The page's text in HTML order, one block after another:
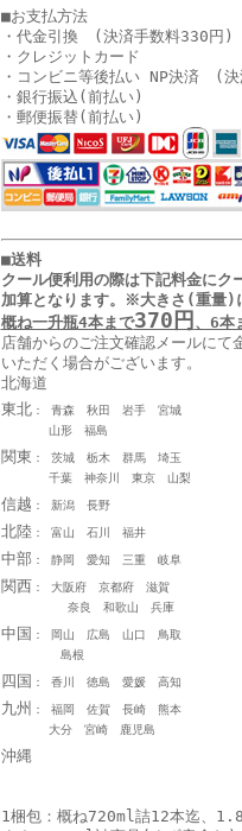
■お支払方法
・代金引換 (決済手数料330円)
・クレジットカード
・コンビニ等後払い NP決済 (
・銀行振込(前払い)
・郵便振替(前払い)
■送料
クール便利用の際は下記料金にク
加算となります。
※大きさ(重量)
概ね一升瓶4本まで370円、6本
店舗からのご注文確認メールにて
いただく場合がございます。
北海道
東北： 青森 秋田 岩手 宮城
山形 福島
関東 ： 茨城 栃木 群馬 埼玉
千葉 神奈川 東京 山梨
信越 ： 新潟 長野
北陸： 富山 石川 福井
中部： 静岡 愛知 三重 岐阜
関西 ： 大阪府 京都府 滋賀
奈良 和歌山 兵庫
中国 ： 岡山 広島 山口 鳥取
島根
四国 ： 香川 徳島 愛媛 高知
九州 ： 福岡 佐賀 長崎 熊本
大分 宮崎 鹿児島
沖縄
1梱包：概ね720ml詰12本迄、